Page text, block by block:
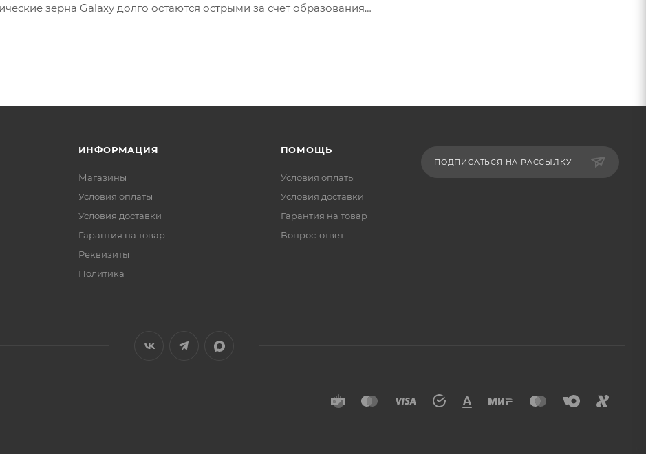
зерна Galaxy долго остаются острыми за счет образования
ИНФОРМАЦИЯ
Магазины
Условия оплаты
Условия доставки
Гарантия на товар
Реквизиты
Политика
ПОМОЩЬ
Условия оплаты
Условия доставки
Гарантия на товар
Вопрос-ответ
ПОДПИСАТЬСЯ НА РАССЫЛКУ